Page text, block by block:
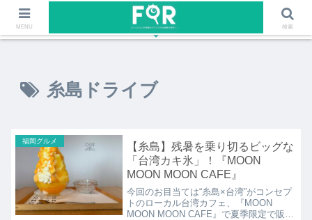
ファッションや福岡のワクワクする情報を発信！！
糸島ドライブ
福岡グルメ
【糸島】残暑を乗り切るビッグな
「台湾カキ氷」！『MOON
MOON MOON CAFE』
今回のお目当ては“糸島×台湾”がコンセプ
トのローカル台湾カフェ、『MOON
MOON MOON CAFE』で夏季限定で販売
MENU 検索